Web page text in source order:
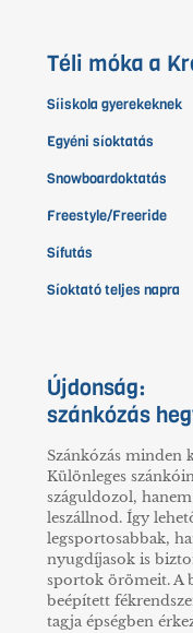
Téli móka a
Síiskola gyerekeknek
Egyéni síoktatás
Snowboardoktatás
Freestyle/Freeride
Sífutás
Síoktató teljes napra
Újdonság:
szánkózás
Szánkózás minden
Különleges
száguldozol,
leszállnod. Így
legsportosabbak,
nyugdíjasok is
sportok örömeit. A
beépített
tagja épségben